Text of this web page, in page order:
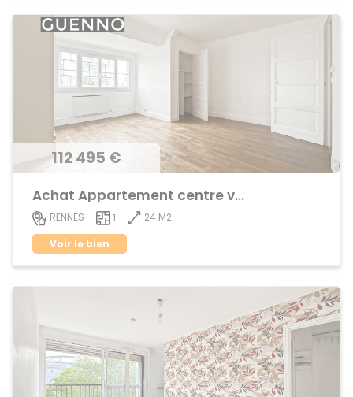
112 495 €
Achat Appartement centre ville
RENNES 1
24 M2
Voir le bien